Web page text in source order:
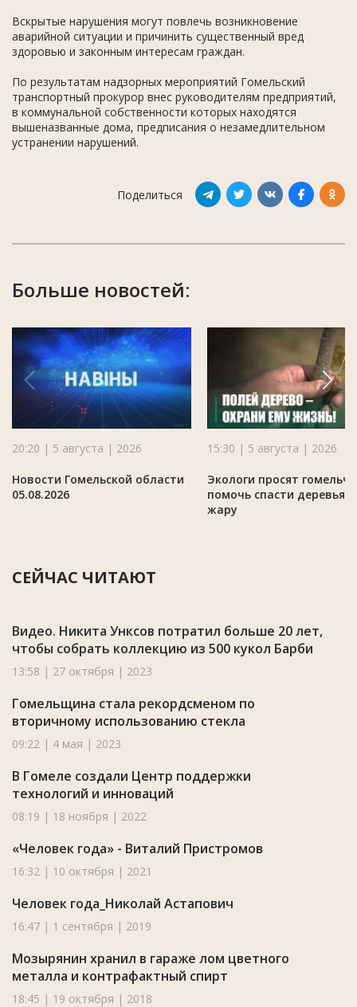
Вскрытые нарушения могут повлечь возникновение
аварийной ситуации и причинить существенный вред
здоровью и законным интересам граждан.
По результатам надзорных мероприятий Гомельский
транспортный прокурор внес руководителям предприятий,
в коммунальной собственности которых находятся
вышеназванные дома, предписания о незамедлительном
устранении нарушений.
Поделиться
Больше новостей:
20:20 | 5 августа | 2026
Новости Гомельской области
05.08.2026
15:30 | 5 августа | 2026
Экологи просят
помочь спасти деревья в
жару
СЕЙЧАС ЧИТАЮТ
Видео. Никита Унксов потратил больше 20 лет,
чтобы собрать коллекцию из 500 кукол Барби
13:58 | 27 октября | 2023
Гомельщина стала рекордсменом по
вторичному использованию стекла
09:22 | 4 мая | 2023
В Гомеле создали Центр поддержки
технологий и инноваций
08:19 | 18 ноября | 2022
«Человек года» - Виталий Пристромов
16:32 | 10 октября | 2021
Человек года_Николай Астапович
16:47 | 1 сентября | 2019
Мозырянин хранил в гараже лом цветного
металла и контрафактный спирт
18:45 | 19 октября | 2018